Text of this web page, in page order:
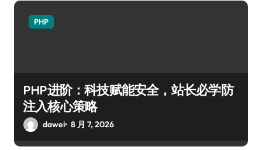
PHP
PHP进阶：科技赋能安全，站长必学防
注入核心策略
dawei 8 月 7, 2026